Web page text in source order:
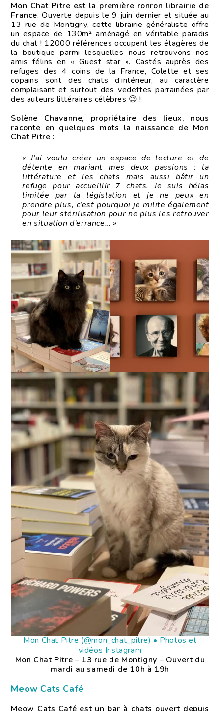
Mon Chat Pitre est la première ronron librairie de
France. Ouverte depuis le 9 juin dernier et située au
13 rue de Montigny, cette librairie généraliste offre
un espace de 130m² aménagé en véritable paradis
du chat ! 12000 références occupent les étagères de
la boutique parmi lesquelles nous retrouvons nos
amis félins en « Guest star ». Castés auprès des
refuges des 4 coins de la France, Colette et ses
copains sont des chats d’intérieur, au caractère
complaisant et surtout des vedettes parrainées par
des auteurs littéraires célèbres 😉 !
Solène Chavanne, propriétaire des lieux, nous
raconte en quelques mots la naissance de Mon
Chat Pitre :
« J’ai voulu créer un espace de lecture et de
détente en mariant mes deux passions : la
littérature et les chats mais aussi bâtir un
refuge pour accueillir 7 chats. Je suis hélas
limitée par la législation et je ne peux en
prendre plus, c’est pourquoi je milite également
pour leur stérilisation pour ne plus les retrouver
en situation d’errance… »
Mon Chat Pitre (@mon_chat_pitre) • Photos et
vidéos Instagram
Mon Chat Pitre – 13 rue de Montigny – Ouvert du
mardi au samedi de 10h à 19h
Meow Cats Café
Meow Cats Café est un bar à chats ouvert depuis